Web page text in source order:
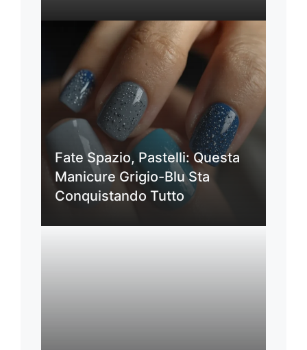
Fate Spazio, Pastelli: Questa
Manicure Grigio-Blu Sta
Conquistando Tutto